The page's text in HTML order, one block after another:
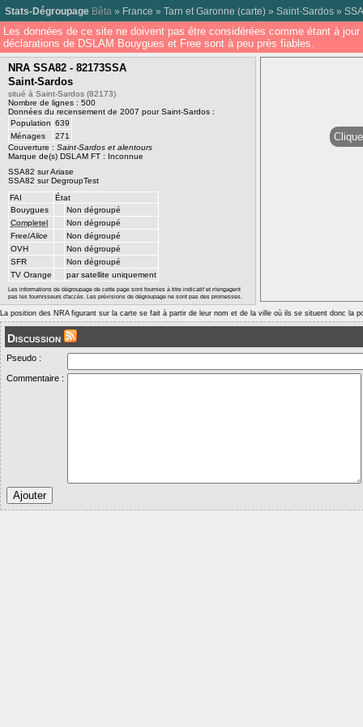
Stats-Dégroupage Bêta » France » Tarn et Garonne (carte) » Saint-Sardos »
Les données de ce site ne doivent pas être considérées comme étant à
déclarations de DSLAM Bouygues et Free sont à peu près fiables.
NRA SSA82 - 82173SSA
Saint-Sardos
situé à Saint-Sardos (82173)
Nombre de lignes : 500
Données du recensement de 2007 pour Saint-Sardos :
Population 639
Ménages
271
Couverture : Saint-Sardos et alentours
Marque de(s) DSLAM FT : Inconnue
SSA82 sur Ariase
SSA82 sur DegroupTest
FAI
État
Bouygues
Non dégroupé
Completel
Non dégroupé
Free/Alice
Non dégroupé
OVH
Non dégroupé
SFR
Non dégroupé
TV Orange
par satellite uniquement
Les informations de dégroupage de cette page sont fournies à titre indicatif et n'engagent
pas les fournisseurs d'accès. Les prévisions de dégroupage ne sont pas des promesses.
La position des NRA figurant sur la carte se fait à partir de leur nom et de la ville où ils se situent donc la
Discussion
Pseudo :
Commentaire :